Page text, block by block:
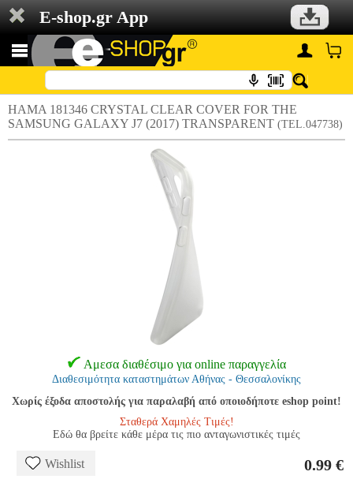
E-shop.gr App
HAMA 181346 CRYSTAL CLEAR COVER FOR THE
SAMSUNG GALAXY J7 (2017) TRANSPARENT (TEL.047738)
Αμεσα διαθέσιμο για online παραγγελία
Διαθεσιμότητα καταστημάτων Αθήνας - Θεσσαλονίκης
Χωρίς έξοδα αποστολής για παραλαβή από οποιοδήποτε eshop point!
Σταθερά Χαμηλές Τιμές!
Εδώ θα βρείτε κάθε μέρα τις πιο ανταγωνιστικές τιμές
Wishlist 0.99 €